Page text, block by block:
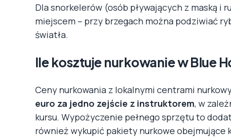
Dla snorkelerów (osób pływających z maską i
miejscem – przy brzegach można podziwiać
światła.
Ile kosztuje nurkowanie w Blue
Ceny nurkowania z lokalnymi centrami
euro za jedno zejście z instruktorem, w
kursu. Wypożyczenie pełnego sprzętu to
również wykupić pakiety nurkowe obejmujące